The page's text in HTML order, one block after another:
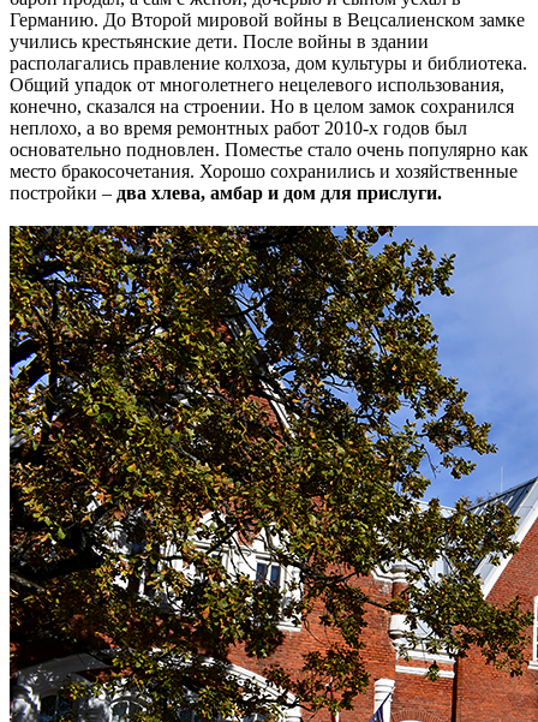
Германию. До Второй мировой войны в Вецсалиенском замке
учились крестьянские дети. После войны в здании
располагались правление колхоза, дом культуры и библиотека.
Общий упадок от многолетнего нецелевого использования,
конечно, сказался на строении. Но в целом замок сохранился
неплохо, а во время ремонтных работ 2010-х годов был
основательно подновлен. Поместье стало очень популярно как
место бракосочетания. Хорошо сохранились и хозяйственные
постройки – два хлева, амбар и дом для прислуги.